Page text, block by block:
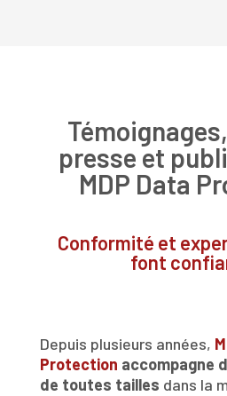
presse et
MDP Data
Conformité et
font
Depuis plusieurs années,
Protection accompagne
de toutes tailles dans la